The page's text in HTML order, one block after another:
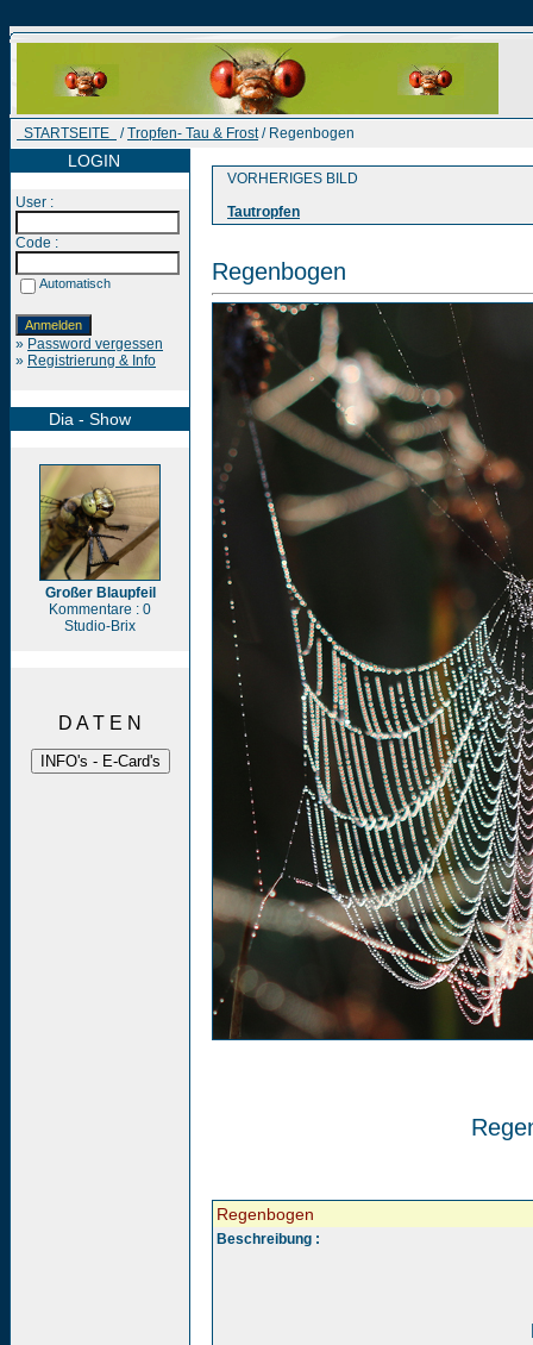
STARTSEITE /Tropfen- Tau & Frost/ Regenbogen
LOGIN
User :
Code :
Automatisch
» Password vergessen
» Registrierung & Info
Dia - Show
Großer Blaupfeil
Kommentare : 0
Studio-Brix
D A T E N
VORHERIGES BILD
Tautropfen
Regenbogen
Regenbogen
Beschreibung :